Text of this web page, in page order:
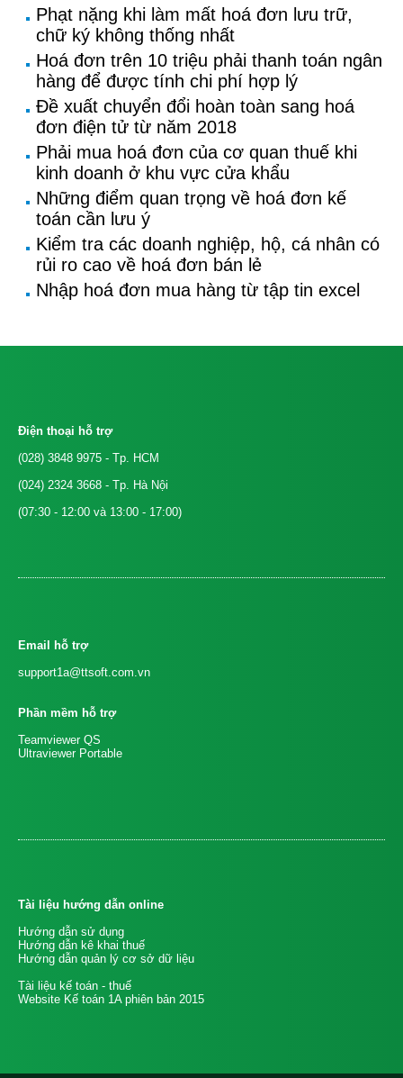
Phạt nặng khi làm mất hoá đơn lưu trữ,
chữ ký không thống nhất
Hoá đơn trên 10 triệu phải thanh toán ngân
hàng để được tính chi phí hợp lý
Đề xuất chuyển đổi hoàn toàn sang hoá
đơn điện tử từ năm 2018
Phải mua hoá đơn của cơ quan thuế khi
kinh doanh ở khu vực cửa khẩu
Những điểm quan trọng về hoá đơn kế
toán cần lưu ý
Kiểm tra các doanh nghiệp, hộ, cá nhân có
rủi ro cao về hoá đơn bán lẻ
Nhập hoá đơn mua hàng từ tập tin excel
Điện thoại hỗ trợ
(028) 3848 9975 - Tp. HCM
(024) 2324 3668 - Tp. Hà Nội
(07:30 - 12:00 và 13:00 - 17:00)
Email hỗ trợ
support1a@ttsoft.com.vn
Phần mềm hỗ trợ
Teamviewer QS
Ultraviewer Portable
Tài liệu hướng dẫn online
Hướng dẫn sử dụng
Hướng dẫn kê khai thuế
Hướng dẫn quản lý cơ sở dữ liệu
Tài liệu kế toán - thuế
Website Kế toán 1A phiên bản 2015